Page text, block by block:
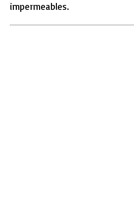
impermeables.